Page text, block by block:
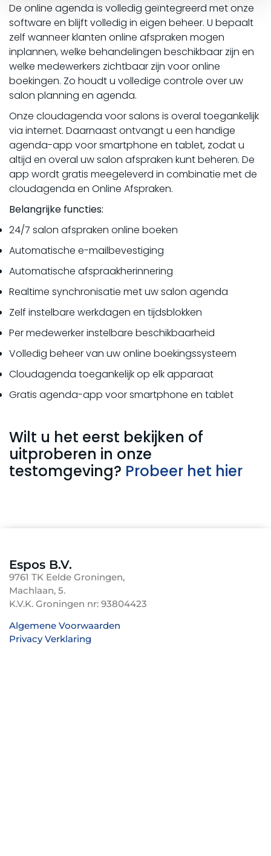
De online agenda is volledig geïntegreerd met onze
software en blijft volledig in eigen beheer. U bepaalt
zelf wanneer klanten online afspraken mogen
inplannen, welke behandelingen beschikbaar zijn en
welke medewerkers zichtbaar zijn voor online
boekingen. Zo houdt u volledige controle over uw
salon planning en agenda.
Onze cloudagenda voor salons is overal toegankelijk
via internet. Daarnaast ontvangt u een handige
agenda-app voor smartphone en tablet, zodat u
altijd en overal uw salon afspraken kunt beheren. De
app wordt gratis meegeleverd in combinatie met de
cloudagenda en Online Afspraken.
Belangrijke functies:
24/7 salon afspraken online boeken
Automatische e-mailbevestiging
Automatische afspraakherinnering
Realtime synchronisatie met uw salon agenda
Zelf instelbare werkdagen en tijdsblokken
Per medewerker instelbare beschikbaarheid
Volledig beheer van uw online boekingssysteem
Cloudagenda toegankelijk op elk apparaat
Gratis agenda-app voor smartphone en tablet
Wilt u het eerst bekijken of
uitproberen in onze
testomgeving? Probeer het hier
Espos B.V.
9761 TK Eelde Groningen,
Machlaan, 5.
K.V.K. Groningen nr: 93804423
Algemene Voorwaarden
Privacy Verklaring